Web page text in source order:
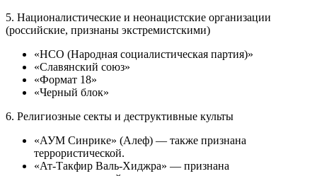
5. Националистические и неонацистские организации
(российские, признаны экстремистскими)
«НСО (Народная социалистическая партия)»
«Славянский союз»
«Формат 18»
«Черный блок»
6. Религиозные секты и деструктивные культы
«АУМ Синрике» (Алеф) — также признана
террористической.
«Ат-Такфир Валь-Хиджра» — признана